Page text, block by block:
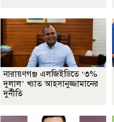
নারায়ণগঞ্জ এলজিইডিতে ‘৩%
দুলাল’ খ্যাত আহসানুজ্জামানের
দুর্নীতি